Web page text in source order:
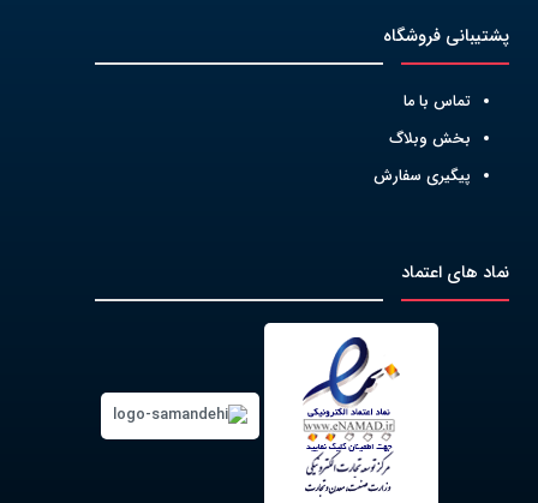
پشتیبانی فروشگاه
تماس با ما
بخش وبلاگ
پیگیری سفارش
نماد های اعتماد